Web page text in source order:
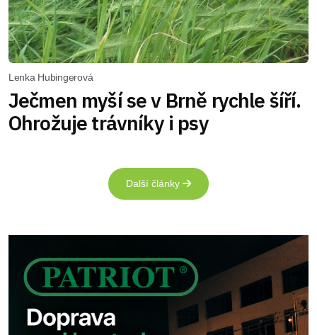
Lenka Hubingerová
Ječmen myší se v Brně rychle šíří.
Ohrožuje trávníky i psy
Další články